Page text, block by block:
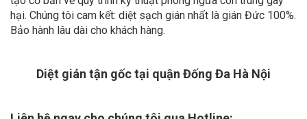
hại. Chúng tôi cam kết: diệt sạch gián nhất là gián Đức 100%.
Bảo hành lâu dài cho khách hàng.
Diệt gián tận gốc tại quận Đống Đa Hà Nội
Liên hệ ngay cho chúng tôi qua Hotline: